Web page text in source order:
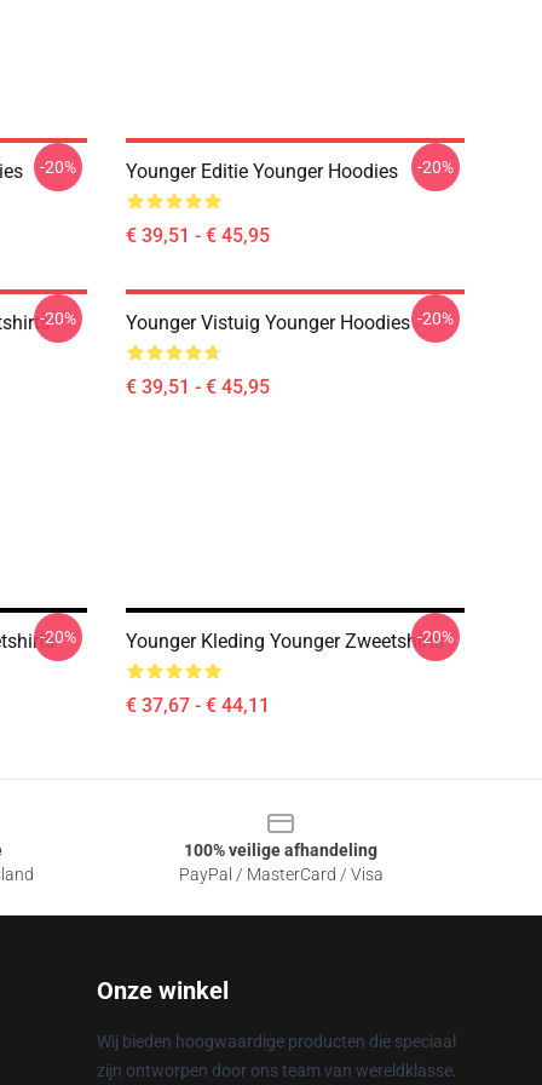
-20% Younger Editie Younger Hoodies
€ 39,51 - € 45,95
-20%
-20% Younger Vistuig Younger Hoodies
€ 39,51 - € 45,95
-20%
-20% Younger Kleding Younger Zweetshirts
€ 37,67 - € 44,11
-20%
100% veilige afhandeling
PayPal / MasterCard / Visa
Onze winkel
Wij bieden hoogwaardige producten die speciaal
zijn ontworpen door ons team van wereldklasse.